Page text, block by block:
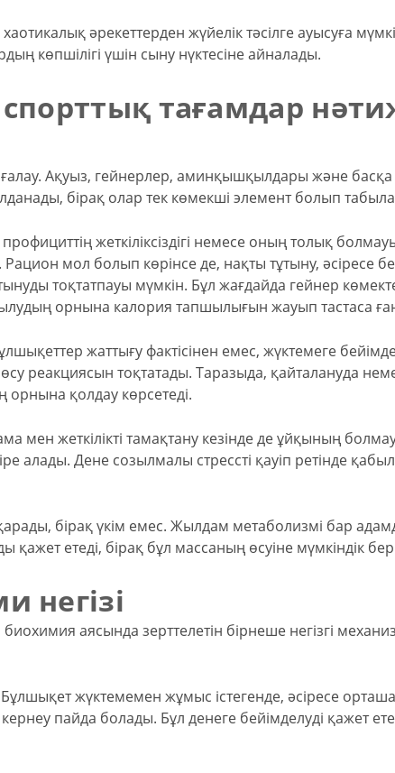
әрекеттерден жүйелік тәсілге ауысуға
көпшілігі үшін сыну нүктесіне айналады.
тағамдар
Ақуыз, гейнерлер, аминқышқылдары және
бірақ олар тек көмекші элемент болып
жеткіліксіздігі немесе оның толық
мол болып көрінсе де, нақты тұтыну, әсіресе
тоқтатпауы мүмкін. Бұл жағдайда гейнер
орнына калория тапшылығын жауып тастаса
жаттығу фактісінен емес, жүктемеге
реакциясын тоқтатады. Таразыда, қайталануда
қолдау көрсетеді.
мен жеткілікті тамақтану кезінде де ұйқының
алады. Дене созылмалы стрессті қауіп ретінде
бірақ үкім емес. Жылдам метаболизмі бар
етеді, бірақ бұл массаның өсуіне мүмкіндік
негізі
аясында зерттелетін бірнеше негізгі
жүктемемен жұмыс істегенде, әсіресе
пайда болады. Бұл денеге бейімделуді қажет